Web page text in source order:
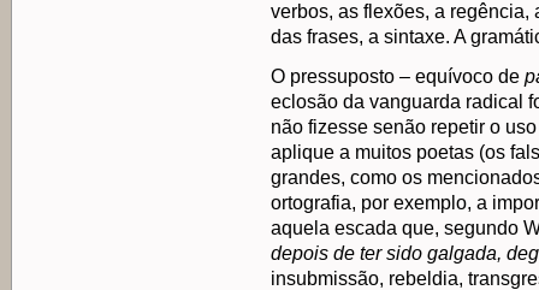
verbos, as flexões, a regência,
das frases, a sintaxe. A
O pressuposto – equívoco de
eclosão da vanguarda radical
não fizesse senão repetir o
aplique a muitos poetas (os
grandes, como os
ortografia, por exemplo, a
aquela escada que, segundo
depois de ter sido galgada,
insubmissão, rebeldia,